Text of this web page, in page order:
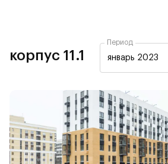
корпус 11.1
Период
январь 2023